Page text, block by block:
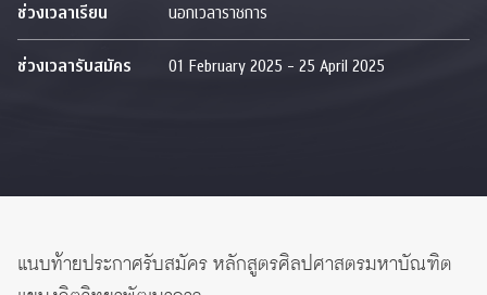
ช่วงเวลาเรียน นอกเวลาราชการ
ช่วงเวลารับสมัคร 01 February 2025 - 25 April 2025
แนบท้ายประกาศรับสมัคร หลักสูตรศิลปศาสตรมหาบัณฑิต